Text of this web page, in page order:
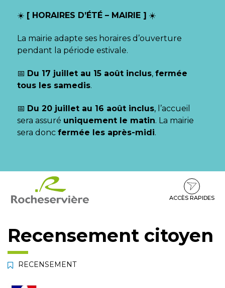
☀️ [ HORAIRES D’ÉTÉ – MAIRIE ] ☀️
La mairie adapte ses horaires d’ouverture
pendant la période estivale.
📅 Du 17 juillet au 15 août inclus, fermée
tous les samedis.
📅 Du 20 juillet au 16 août inclus, l’accueil
sera assuré uniquement le matin. La mairie
sera donc fermée les après-midi.
contenu
pied
ACCÈS RAPIDES
Recensement citoyen
RECENSEMENT